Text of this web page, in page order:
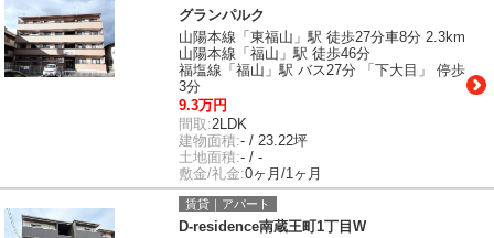
グランパルク
山陽本線「東福山」駅 徒歩27分車8分 2.3km
山陽本線「福山」駅 徒歩46分
福塩線「福山」駅 バス27分 「下大目」 停歩
3分
9.3万円
間取:2LDK
建物面積:- / 23.22坪
土地面積:- / -
敷金/礼金:0ヶ月/1ヶ月
賃貸｜アパート
D-residence南蔵王町1丁目W